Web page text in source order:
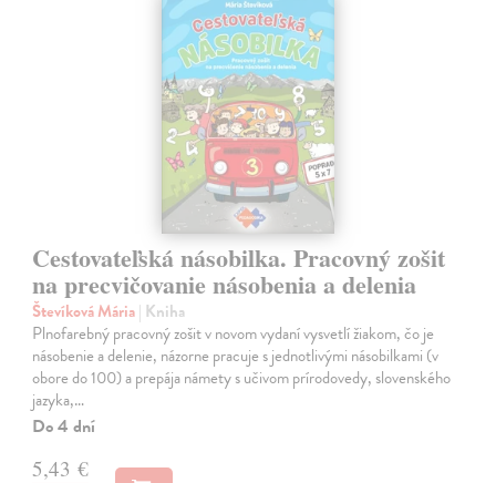
Cestovateľská násobilka. Pracovný zošit
na precvičovanie násobenia a delenia
Števíková Mária| Kniha
Plnofarebný pracovný zošit v novom vydaní vysvetlí žiakom, čo je
násobenie a delenie, názorne pracuje s jednotlivými násobilkami (v
obore do 100) a prepája námety s učivom prírodovedy, slovenského
jazyka,…
Do 4 dní
5,43 €